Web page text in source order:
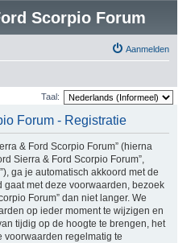
Scorpio Forum
Aanmelden
Taal:
Forum - Registratie
& Ford Scorpio Forum” (hierna
Sierra & Ford Scorpio Forum”,
ga je automatisch akkoord met de
gaat met deze voorwaarden, bezoek
Forum” dan niet langer. We
op ieder moment te wijzigen en
tijdig op de hoogte te brengen, het
voorwaarden regelmatig te